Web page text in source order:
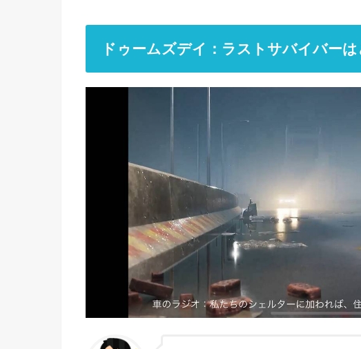
ドゥームズデイ：ラストサバイバー